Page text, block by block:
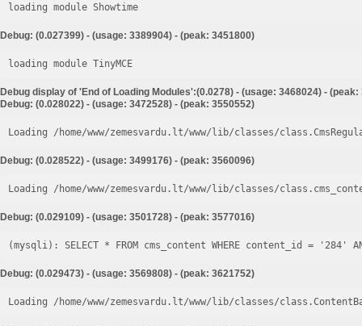
loading module Showtime
Debug: (0.027399) - (usage: 3389904) - (peak: 3451800)
loading module TinyMCE
Debug display of 'End of Loading Modules':(0.0278) - (usage: 3468024) - (peak:
Debug: (0.028022) - (usage: 3472528) - (peak: 3550552)
Loading /home/www/zemesvardu.lt/www/lib/classes/
Debug: (0.028522) - (usage: 3499176) - (peak: 3560096)
Loading /home/www/zemesvardu.lt/www/lib/classes/
Debug: (0.029109) - (usage: 3501728) - (peak: 3577016)
Debug: (0.029473) - (usage: 3569808) - (peak: 3621752)
Loading /home/www/zemesvardu.lt/www/lib/classes/